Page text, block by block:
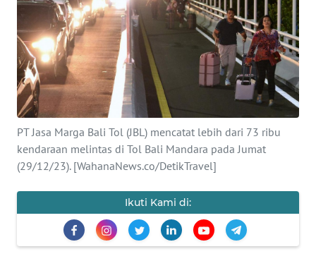
PT Jasa Marga Bali Tol (JBL) mencatat lebih dari 73 ribu
kendaraan melintas di Tol Bali Mandara pada Jumat
(29/12/23). [WahanaNews.co/DetikTravel]
Ikuti Kami di:
Informasi
INDEKS
BERITA
KONTAK
KAMI
INFO
IKLAN
KAMI